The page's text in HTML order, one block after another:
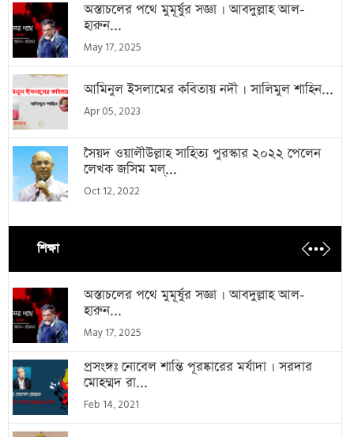
অস্তাচলের পথে মুমূর্ষুর সজ্ঞা । আবদুল্লাহ আল-
হারুন...
May 17, 2025
আমিনুল ইসলামের কবিতায় নদী । সালিমুল শাহিন...
Apr 05, 2023
সৈয়দ ওয়ালীউল্লাহ সাহিত্য পুরস্কার ২০২২ পেলেন
লেখক জসিম মল্...
Oct 12, 2022
শিক্ষা
অস্তাচলের পথে মুমূর্ষুর সজ্ঞা । আবদুল্লাহ আল-
হারুন...
May 17, 2025
প্রসংঙ্গঃ নোবেল শান্তি পূরষ্কারের মর্যাদা । সরদার
মোহম্মদ রা...
Feb 14, 2021